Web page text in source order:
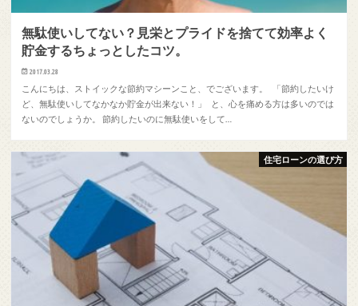
無駄使いしてない？見栄とプライドを捨てて効率よく
貯金するちょっとしたコツ。
2017.03.28
こんにちは、ストイックな節約マシーンこと、でございます。 「節約したいけ
ど、無駄使いしてなかなか貯金が出来ない！」 と、心を痛める方は多いのでは
ないのでしょうか。 節約したいのに無駄使いをして…
住宅ローンの選び方